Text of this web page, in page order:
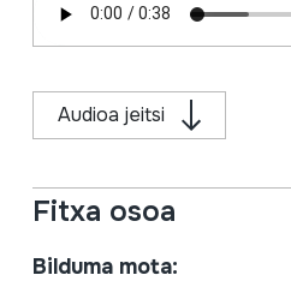
Audioa jeitsi
Fitxa osoa
Bilduma mota: